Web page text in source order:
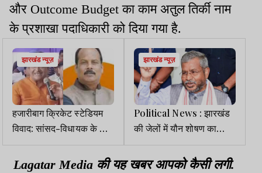
और Outcome Budget का काम अतुल तिर्की नाम
के प्रशाखा पदाधिकारी को दिया गया है.
झारखंड न्यूज़
हजारीबाग क्रिकेट स्टेडियम
विवाद: सांसद-विधायक के बीच
बयानबाजी तेज, क्रिकेट
एसोसिएशन पर भी उठे सवाल
झारखंड न्यूज़
Political News : झारखंड
की जेलों में यौन शोषण का
संगठित खेल, सरकार पर
संरक्षण देने का आरोप
Lagatar Media की यह खबर आपको कैसी लगी.